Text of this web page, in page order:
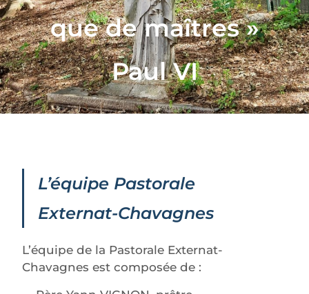
que de maîtres »
Paul VI
L’équipe Pastorale
Externat-Chavagnes
L’équipe de la Pastorale Externat-
Chavagnes est composée de :